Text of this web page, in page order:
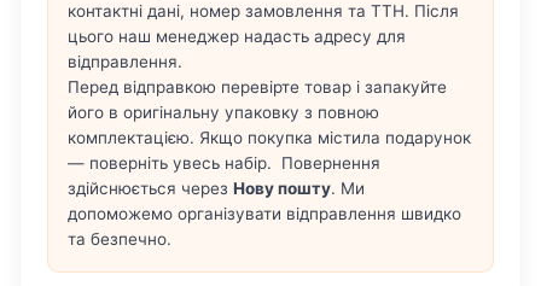
контактні дані, номер замовлення та ТТН. Після
цього наш менеджер надасть адресу для
відправлення.
Перед відправкою перевірте товар і запакуйте
його в оригінальну упаковку з повною
комплектацією. Якщо покупка містила подарунок
— поверніть увесь набір. Повернення
здійснюється через Нову пошту. Ми
допоможемо організувати відправлення швидко
та безпечно.